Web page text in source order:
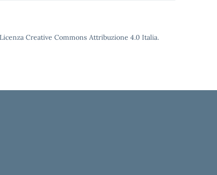
Creative Commons Attribuzione 4.0 Italia.